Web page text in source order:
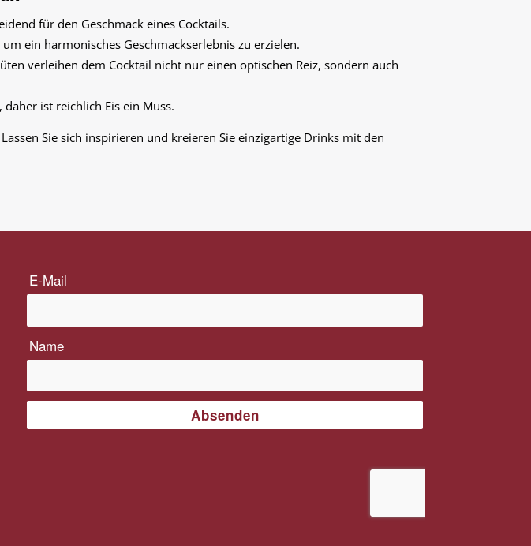
für den Geschmack eines Cocktails.
ein harmonisches Geschmackserlebnis zu erzielen.
verleihen dem Cocktail nicht nur einen optischen Reiz, sondern auch
ist reichlich Eis ein Muss.
Sie sich inspirieren und kreieren Sie einzigartige Drinks mit den